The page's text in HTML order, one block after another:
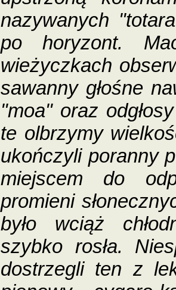
nazywanych
po horyzont.
wieżyczkach
sawanny głośne
"moa" oraz
te olbrzymy
ukończyli poranny
miejscem do
promieni
było wciąż
szybko rosła.
dostrzegli ten z